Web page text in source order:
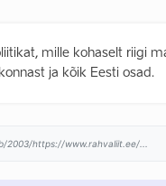
mille kohaselt riigi
ja kõik Eesti osad.
2003/https://www.rahvaliit.ee/...